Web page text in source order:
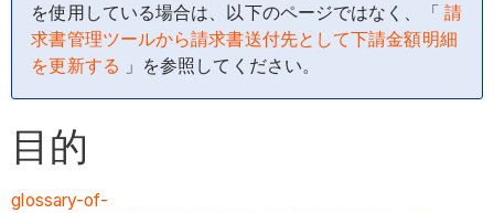
を使用している場合は、以下のページではなく、「 請
求書管理ツールから請求書送付先として下請金額明細
を更新する 」を参照してください。
目的
glossary-of-